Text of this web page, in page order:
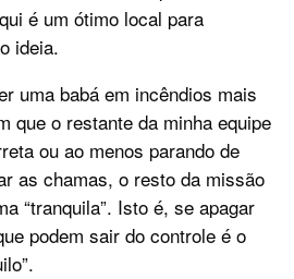
é um ótimo local para
ideia.
uma babá em incêndios mais
que o restante da minha equipe
ou ao menos parando de
as chamas, o resto da missão
“tranquila”. Isto é, se apagar
podem sair do controle é o